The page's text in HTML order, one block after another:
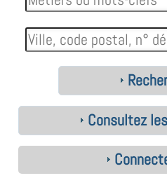
Consultez